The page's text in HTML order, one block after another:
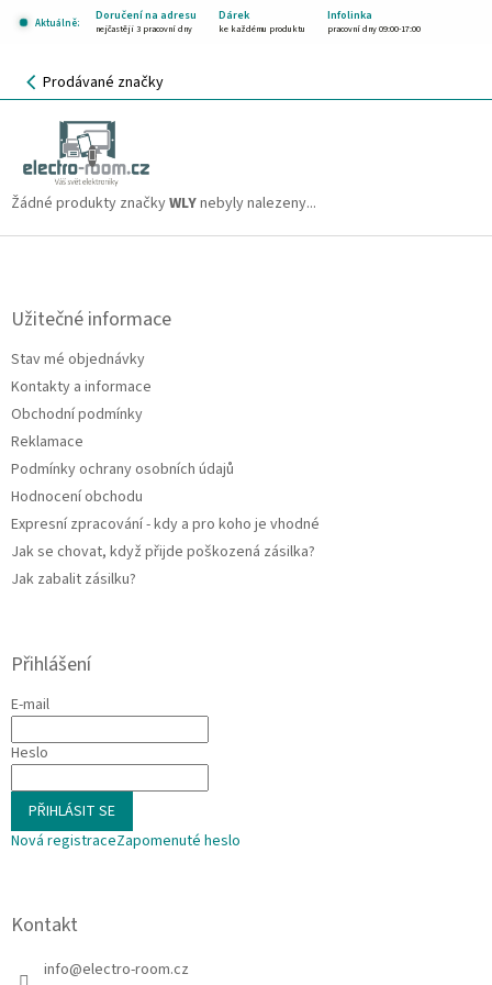
Aktuálně:
Doručení na adresu Dárek Infolinka
nejčastěji 3 pracovní dny ke každému produktu pracovní dny 09:00-17:00
NÁKUPNÍ
KOŠÍK
Prodávané značky
Žádné produkty značkyWLYnebyly nalezeny...
Z
Užitečné informace
Stav mé objednávky
Kontakty a informace
Obchodní podmínky
Reklamace
Podmínky ochrany osobních údajů
Hodnocení obchodu
Expresní zpracování - kdy a pro koho je vhodné
Jak se chovat, když přijde poškozená zásilka?
Jak zabalit zásilku?
Přihlášení
E-mail
Heslo
PŘIHLÁSIT SE
Nová registraceZapomenuté heslo
Kontakt
info@electro-room.cz